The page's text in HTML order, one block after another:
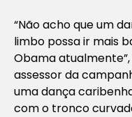
“Não acho que um
limbo possa ir mais
Obama
assessor da
uma dança
com o tronco